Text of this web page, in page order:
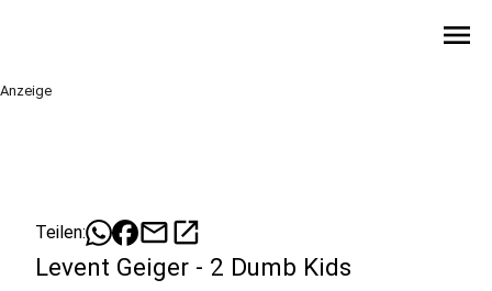
menu
Anzeige
Teilen: mailopen_in_new
Levent Geiger - 2 Dumb Kids